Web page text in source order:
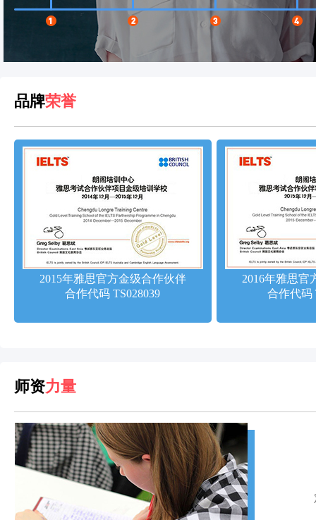
品牌荣誉
2015年雅思官方金级合作伙伴
合作代码 TS028039
2016年雅思官
合作代码
师资力量